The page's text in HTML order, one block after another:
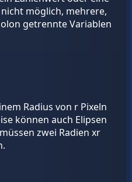
möglich, mehrere,
getrennte Variablen
Radius von r Pixeln
können auch Elipsen
zwei Radien xr